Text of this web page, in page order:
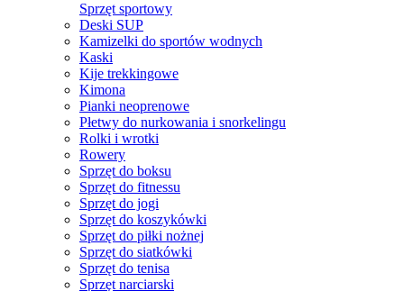
Sprzęt sportowy
Deski SUP
Kamizelki do sportów wodnych
Kaski
Kije trekkingowe
Kimona
Pianki neoprenowe
Płetwy do nurkowania i snorkelingu
Rolki i wrotki
Rowery
Sprzęt do boksu
Sprzęt do fitnessu
Sprzęt do jogi
Sprzęt do koszykówki
Sprzęt do piłki nożnej
Sprzęt do siatkówki
Sprzęt do tenisa
Sprzęt narciarski